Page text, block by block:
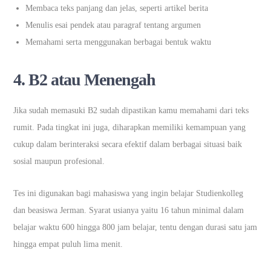
Membaca teks panjang dan jelas, seperti artikel berita
Menulis esai pendek atau paragraf tentang argumen
Memahami serta menggunakan berbagai bentuk waktu
4. B2 atau Menengah
Jika sudah memasuki B2 sudah dipastikan kamu memahami dari teks
rumit. Pada tingkat ini juga, diharapkan memiliki kemampuan yang
cukup dalam berinteraksi secara efektif dalam berbagai situasi baik
sosial maupun profesional.
Tes ini digunakan bagi mahasiswa yang ingin belajar Studienkolleg
dan beasiswa Jerman. Syarat usianya yaitu 16 tahun minimal dalam
belajar waktu 600 hingga 800 jam belajar, tentu dengan durasi satu jam
hingga empat puluh lima menit.